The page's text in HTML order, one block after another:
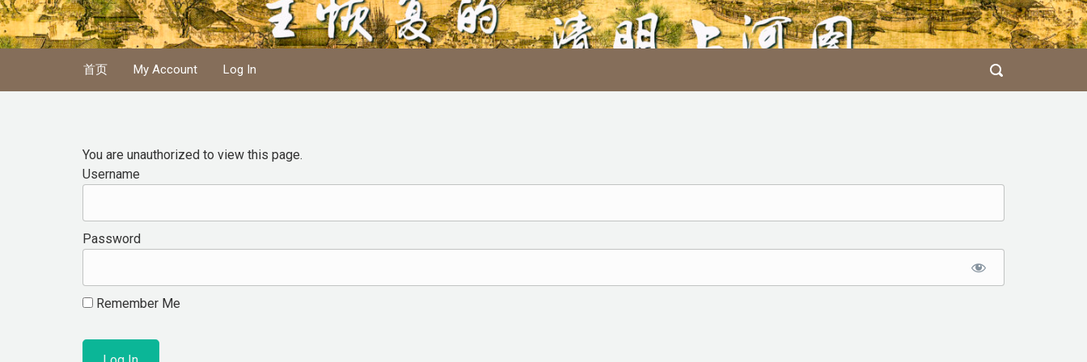
Skip to main content
首页 My Account Log In
You are unauthorized to view this page.
Username
Password
Remember Me